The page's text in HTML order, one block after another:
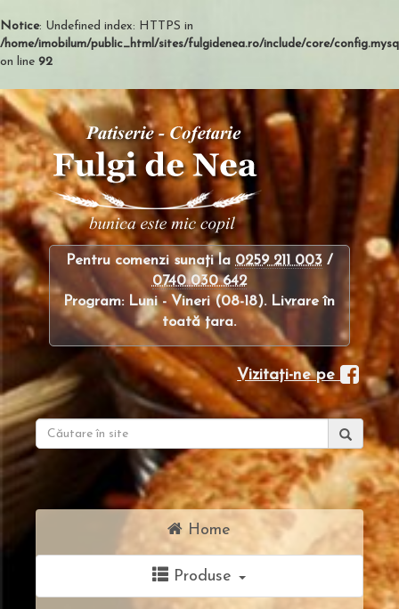
Notice: Undefined index: HTTPS in
/home/imobilum/public_html/sites/fulgidenea.ro/include/core/
on line 92
Pentru comenzi sunaţi la 0259 211 003 /
0740 030 642
Program: Luni - Vineri (08-18). Livrare în
toată ţara.
Vizitaţi-ne pe
Home
Produse